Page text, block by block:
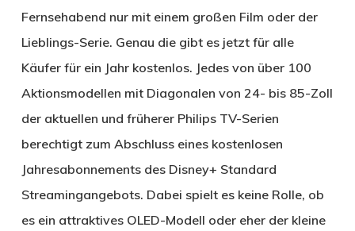
Fernsehabend nur mit einem großen Film oder der
Lieblings-Serie. Genau die gibt es jetzt für alle
Käufer für ein Jahr kostenlos. Jedes von über 100
Aktionsmodellen mit Diagonalen von 24- bis 85-Zoll
der aktuellen und früherer Philips TV-Serien
berechtigt zum Abschluss eines kostenlosen
Jahresabonnements des Disney+ Standard
Streamingangebots. Dabei spielt es keine Rolle, ob
es ein attraktives OLED-Modell oder eher der kleine